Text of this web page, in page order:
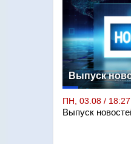
Выпуск
ПН, 03.08 / 18:27
Выпуск